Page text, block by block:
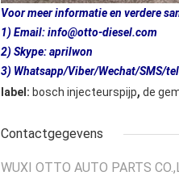
Voor meer informatie en verdere
1) Email: info@otto-diesel.com
2) Skype: aprilwon
3) Whatsapp/Viber/Wechat/SMS/
label: bosch injecteurspijp, de
Contactgegevens
WUXI OTTO AUTO PARTS